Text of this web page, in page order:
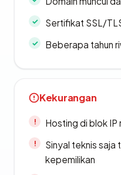
Sertifikat SSL/
Beberapa tahun
Kekurangan
Hosting di blok
Sinyal teknis saja
kepemilikan